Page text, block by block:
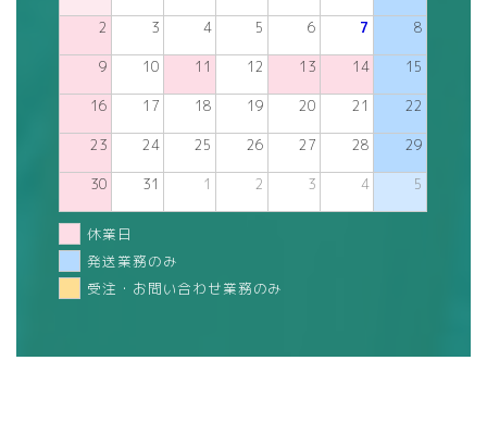
2 3 4 5 6 7 8
9 10 11 12 13 14 15
16 17 18 19 20 21 22
23 24 25 26 27 28 29
30 31 1 2 3 4 5
休業日
発送業務のみ
受注・お問い合わせ業務のみ